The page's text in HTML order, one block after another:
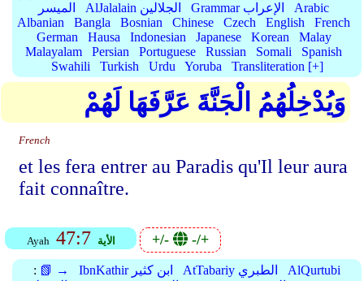
الميسر
AlJalalain الجلالين Grammar الإعراب
Arabic
Albanian
Bangla Bosnian Chinese Czech English
French
German
Hausa Indonesian Japanese Korean
Malay
Malayalam
Persian Portuguese Russian Somali
Spanish
Swahili
Turkish Urdu Yoruba Transliteration [+]
وَيُدْخِلُهُمُ الْجَنَّةَ عَرَّفَهَا لَهُمْ
French
et les fera entrer au Paradis qu'Il leur aura
fait connaître.
Ayah 47:7 الأية +/- -/+
: 📗 → IbnKathir ابن كثير AtTabariy الطبري
AlQurtubi